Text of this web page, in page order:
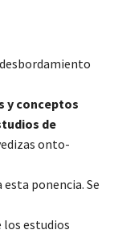
y conceptos
de
onto-
ponencia. Se
los estudios